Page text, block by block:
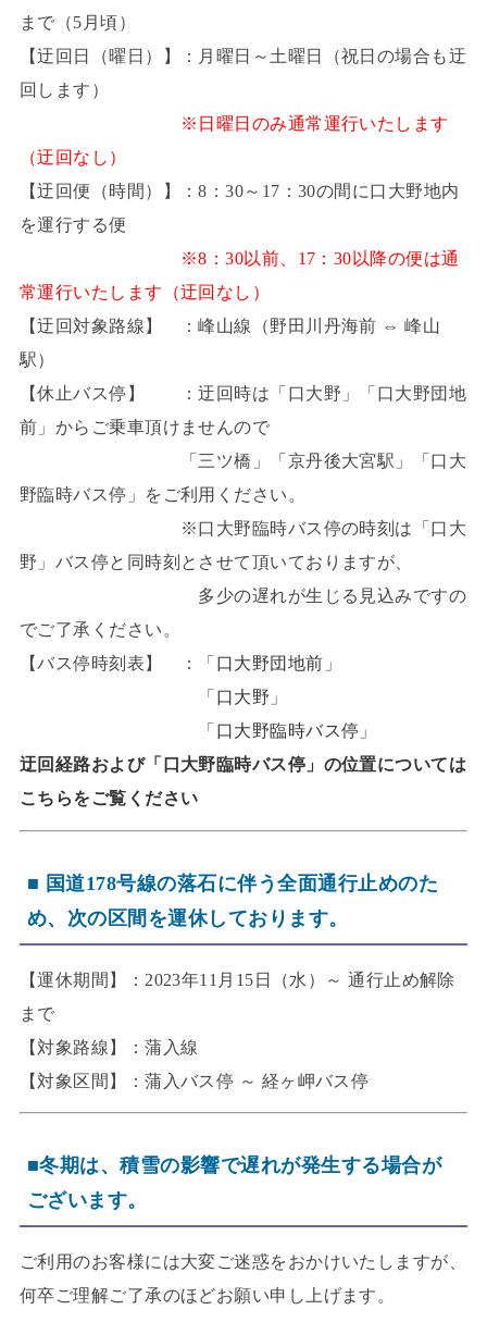
まで（5月頃）
【迂回日（曜日）】：月曜日～土曜日（祝日の場合も迂
回します）
※日曜日のみ通常運行いたします
（迂回なし）
【迂回便（時間）】：8：30～17：30の間に口大野地内
を運行する便
※8：30以前、17：30以降の便は通
常運行いたします（迂回なし）
【迂回対象路線】 ：峰山線（野田川丹海前 ⇔ 峰山
駅）
【休止バス停】 ：迂回時は「口大野」「口大野団地
前」からご乗車頂けませんので
「三ツ橋」「京丹後大宮駅」「口大
野臨時バス停」をご利用ください。
※口大野臨時バス停の時刻は「口大
野」バス停と同時刻とさせて頂いておりますが、
多少の遅れが生じる見込みですの
でご了承ください。
【バス停時刻表】 ：「 口大野団地前 」
「 口大野 」
「 口大野臨時バス停 」
迂回経路および「口大野臨時バス停」の位置については
こちらをご覧ください
■ 国道178号線の落石に伴う全面通行止めのた
め、次の区間を運休しております。
【運休期間】：2023年11月15日（水）～ 通行止め解除
まで
【対象路線】：蒲入線
【対象区間】：蒲入バス停 ～ 経ヶ岬バス停
■冬期は、積雪の影響で遅れが発生する場合が
ございます。
ご利用のお客様には大変ご迷惑をおかけいたしますが、
何卒ご理解ご了承のほどお願い申し上げます。